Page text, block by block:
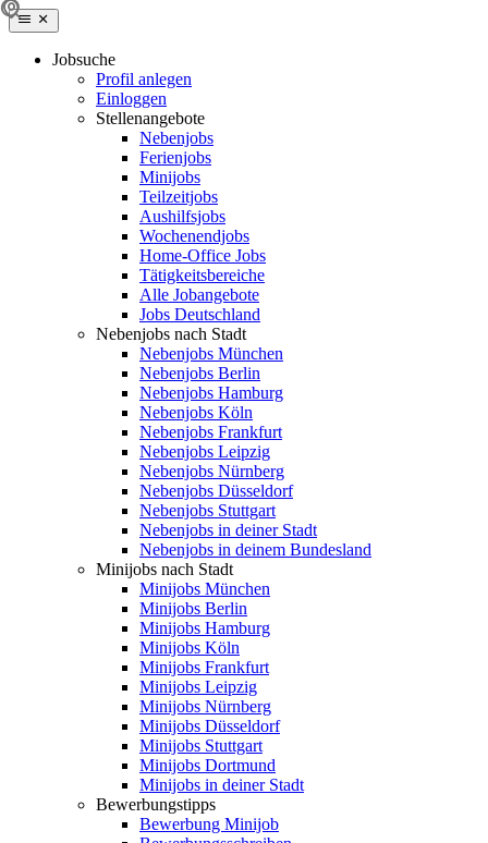
Jobsuche
Profil anlegen
Einloggen
Stellenangebote
Nebenjobs
Ferienjobs
Minijobs
Teilzeitjobs
Aushilfsjobs
Wochenendjobs
Home-Office Jobs
Tätigkeitsbereiche
Alle Jobangebote
Jobs Deutschland
Nebenjobs nach Stadt
Nebenjobs München
Nebenjobs Berlin
Nebenjobs Hamburg
Nebenjobs Köln
Nebenjobs Frankfurt
Nebenjobs Leipzig
Nebenjobs Nürnberg
Nebenjobs Düsseldorf
Nebenjobs Stuttgart
Nebenjobs in deiner Stadt
Nebenjobs in deinem Bundesland
Minijobs nach Stadt
Minijobs München
Minijobs Berlin
Minijobs Hamburg
Minijobs Köln
Minijobs Frankfurt
Minijobs Leipzig
Minijobs Nürnberg
Minijobs Düsseldorf
Minijobs Stuttgart
Minijobs Dortmund
Minijobs in deiner Stadt
Bewerbungstipps
Bewerbung Minijob